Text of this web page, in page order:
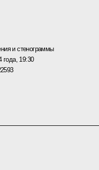
и стенограммы
года, 19:30